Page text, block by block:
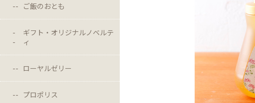
ご飯のおとも
ギフト・オリジナルノベルテ
ィ
ローヤルゼリー
プロポリス